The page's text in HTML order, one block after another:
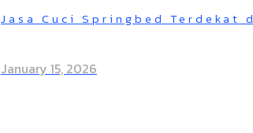
Jasa Cuci Springbed Terdekat
January 15, 2026